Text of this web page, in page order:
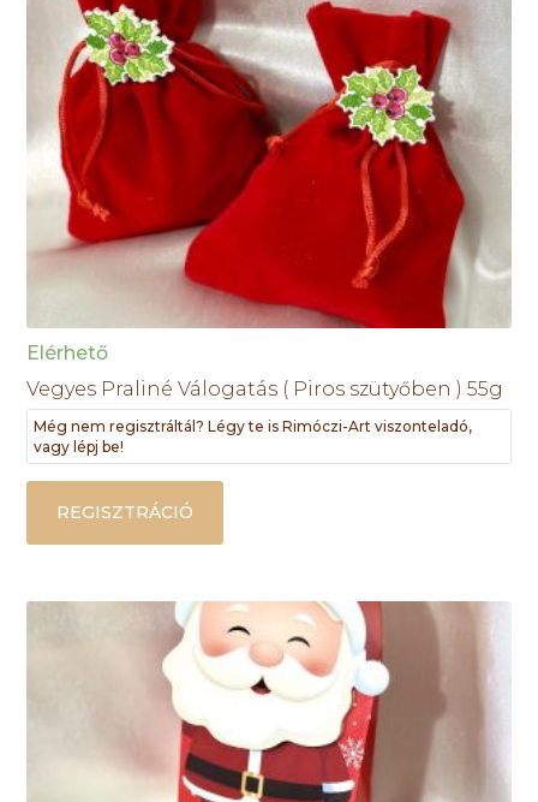
Elérhető
Vegyes Praliné Válogatás ( Piros szütyőben ) 55g
Még nem regisztráltál? Légy te is Rimóczi-Art viszonteladó,
vagy lépj be!
REGISZTRÁCIÓ